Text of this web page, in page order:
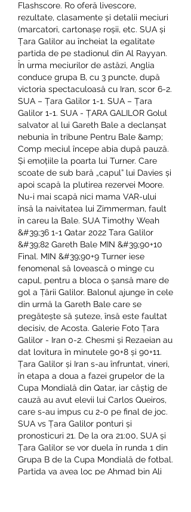
Flashscore. Ro oferă livescore,
rezultate, clasamente și detalii meciuri
(marcatori, cartonașe roșii, etc. SUA și
Țara Galilor au încheiat la egalitate
partida de pe stadionul din Al Rayyan.
În urma meciurilor de astăzi, Anglia
conduce grupa B, cu 3 puncte, după
victoria spectaculoasă cu Iran, scor 6-2.
SUA – Țara Galilor 1-1. SUA – Țara
Galilor 1-1. SUA - ȚARA GALILOR Golul
salvator al lui Gareth Bale a declanșat
nebunia în tribune Pentru Bale &amp;
Comp meciul începe abia după pauză.
Și emoțiile la poarta lui Turner. Care
scoate de sub bară „capul” lui Davies și
apoi scapă la plutirea rezervei Moore.
Nu-i mai scapă nici mama VAR-ului
însă la naivitatea lui Zimmerman, fault
în careu la Bale. SUA Timothy Weah
&#39;36 1-1 Qatar 2022 Tara Galilor
&#39;82 Gareth Bale MIN &#39;90+10
Final. MIN &#39;90+9 Turner iese
fenomenal să lovească o minge cu
capul, pentru a bloca o șansă mare de
gol a Țării Galilor. Balonul ajunge în cele
din urmă la Gareth Bale care se
pregătește să șuteze, însă este faultat
decisiv, de Acosta. Galerie Foto Țara
Galilor - Iran 0-2. Chesmi și Rezaeian au
dat lovitura în minutele 90+8 și 90+11.
Țara Galilor și Iran s-au înfruntat, vineri,
în etapa a doua a fazei grupelor de la
Cupa Mondială din Qatar, iar câștig de
cauză au avut elevii lui Carlos Queiros,
care s-au impus cu 2-0 pe final de joc.
SUA vs Țara Galilor ponturi și
pronosticuri 21. De la ora 21:00, SUA și
Țara Galilor se vor duela în runda 1 din
Grupa B de la Cupa Mondială de fotbal.
Partida va avea loc pe Ahmad bin Ali